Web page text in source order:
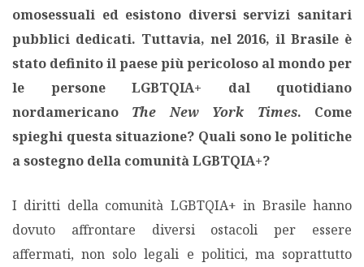
omosessuali ed esistono diversi servizi sanitari
pubblici dedicati. Tuttavia, nel 2016, il Brasile è
stato definito il paese più pericoloso al mondo per
le persone LGBTQIA+ dal quotidiano
nordamericano The New York Times.
Come
spieghi questa situazione? Quali sono le politiche
a sostegno della comunità LGBTQIA+?
I diritti della comunità LGBTQIA+ in Brasile hanno
dovuto affrontare diversi ostacoli per essere
affermati, non solo legali e politici, ma soprattutto